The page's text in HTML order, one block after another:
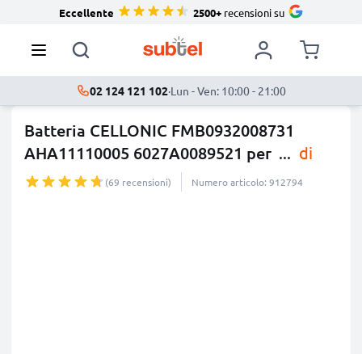
Eccellente 2500+recensioni su
02 124 121 102·Lun - Ven: 10:00 - 21:00
Batteria CELLONIC FMB0932008731
AHA11110005 6027A0089521 per ... di
più
(69 recensioni) Numero articolo: 912794